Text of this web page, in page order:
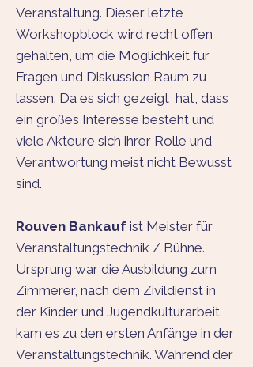
Veranstaltung. Dieser letzte
Workshopblock wird recht offen
gehalten, um die Möglichkeit für
Fragen und Diskussion Raum zu
lassen. Da es sich gezeigt hat, dass
ein großes Interesse besteht und
viele Akteure sich ihrer Rolle und
Verantwortung meist nicht Bewusst
sind.
Rouven Bankauf ist Meister für
Veranstaltungstechnik / Bühne.
Ursprung war die Ausbildung zum
Zimmerer, nach dem Zivildienst in
der Kinder und Jugendkulturarbeit
kam es zu den ersten Anfänge in der
Veranstaltungstechnik. Während der